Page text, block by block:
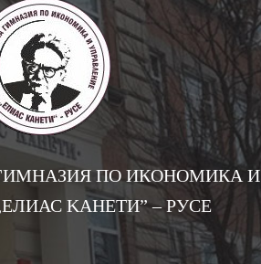
ПО ИКОНОМИКА И
KАНЕТИ” – РУСЕ